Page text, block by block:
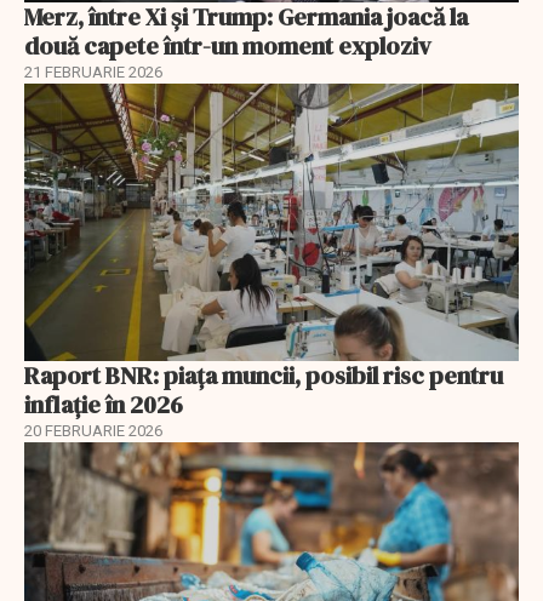
Merz, între Xi și Trump: Germania joacă la
două capete într-un moment exploziv
21 FEBRUARIE 2026
Raport BNR: piața muncii, posibil risc pentru
inflație în 2026
20 FEBRUARIE 2026